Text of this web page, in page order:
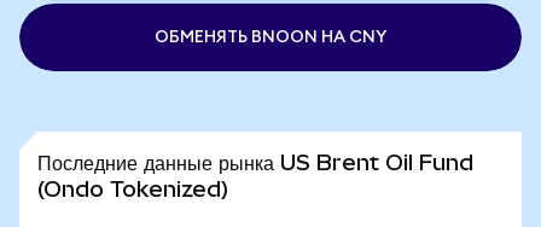
ОБМЕНЯТЬ BNOON НА CNY
Последние данные рынка US Brent Oil Fund
(Ondo Tokenized)